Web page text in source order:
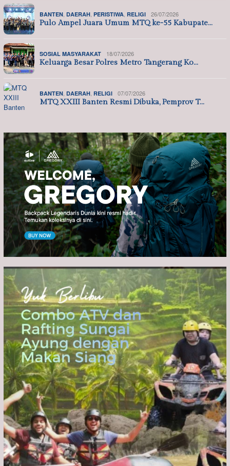
BANTEN, DAERAH, PERISTIWA, RELIGI 26/07/2026
Pulo Ampel Juara Umum MTQ ke-55 Kabupate…
SOSIAL MASYARAKAT 18/07/2026
Keluarga Besar Polres Metro Tangerang Ko…
BANTEN, DAERAH, RELIGI 07/07/2026
MTQ XXIII Banten Resmi Dibuka, Pemprov T…